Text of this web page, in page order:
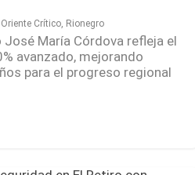
Oriente Crítico, Rionegro
María Córdova refleja el
avanzado, mejorando
para el progreso regional